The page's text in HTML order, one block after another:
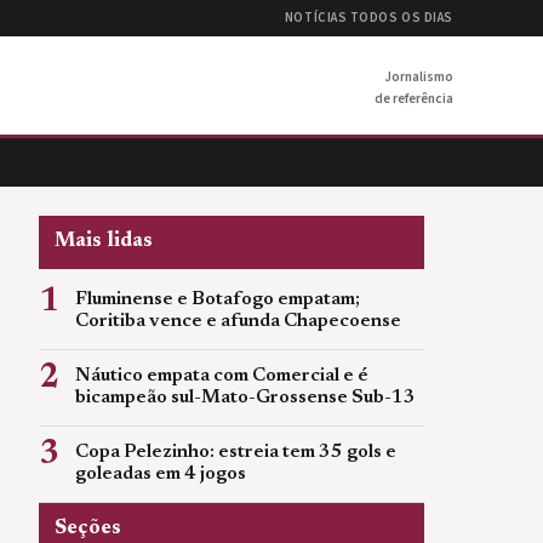
NOTÍCIAS TODOS OS DIAS
Jornalismo
de referência
Mais lidas
1
Fluminense e Botafogo empatam;
Coritiba vence e afunda Chapecoense
2
Náutico empata com Comercial e é
bicampeão sul-Mato-Grossense Sub-13
3
Copa Pelezinho: estreia tem 35 gols e
goleadas em 4 jogos
Seções